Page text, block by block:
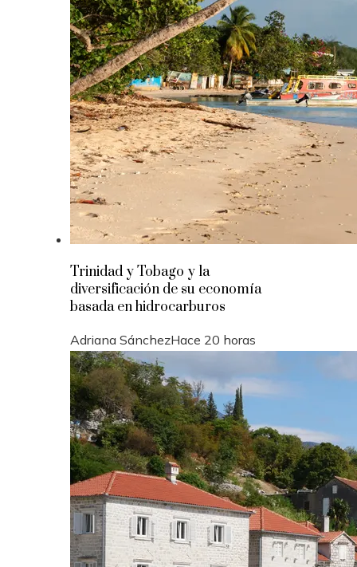
Trinidad y Tobago y la
diversificación de su economía
basada en hidrocarburos
Adriana SánchezHace 20 horas